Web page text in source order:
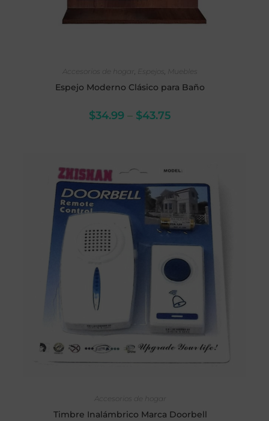
Accesorios de hogar
Espejos Muebles
Espejo Moderno Clásico para Baño
$34.99 – $43.75
Accesorios de hogar
Timbre Inalámbrico Marca Doorbell